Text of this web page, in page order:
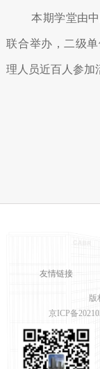
本期学堂由
联合举办，二级
理人员近百人参加
友情链接
版
京ICP备